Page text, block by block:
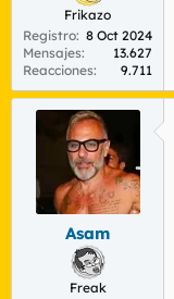
Frikazo
Registro 8 Oct 2024
Mensajes
13.627
Reacciones
9.711
Asam
Freak